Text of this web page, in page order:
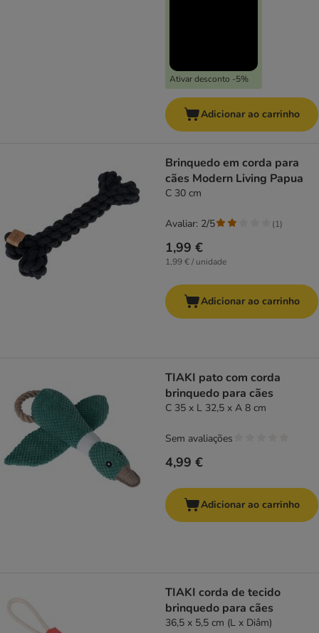
Ativar desconto -5%
Adicionar ao carrinho
Brinquedo em corda para
cães Modern Living Papua
C 30 cm
1,99 €
1,99 € / unidade
Avaliar: 2/5 (1)
Adicionar ao carrinho
TIAKI pato com corda
brinquedo para cães
C 35 x L 32,5 x A 8 cm
4,99 €
Sem avaliações
Adicionar ao carrinho
TIAKI corda de tecido
brinquedo para cães
36,5 x 5,5 cm (L x Diâm)